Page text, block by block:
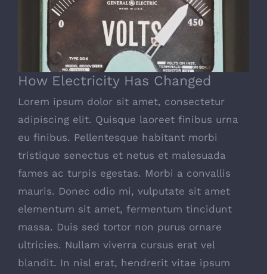
How Electricity Has Changed
How Electricity Has Changed
Lorem ipsum dolor sit amet, consectetur
adipiscing elit. Quisque laoreet finibus urna
eu finibus. Pellentesque habitant morbi
tristique senectus et netus et malesuada
fames ac turpis egestas. Morbi a convallis
mauris. Donec odio mi, vulputate sit amet
elementum sit amet, fermentum tincidunt
massa. Duis sed tortor non purus ornare
ultricies. Nullam viverra cursus erat vel
blandit. In nisl erat, hendrerit vitae ipsum